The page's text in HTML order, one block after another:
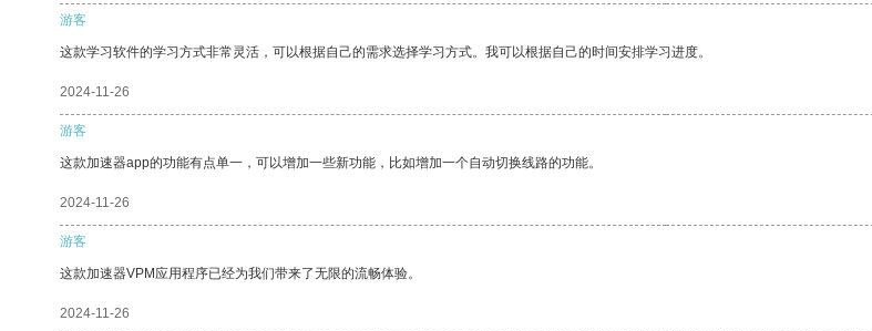
游客
这款学习软件的学习方式非常灵活，可以根据自己的需求选择学习方式。我可以根据自己的时间安排学习进度。
2024-11-26
游客
这款加速器app的功能有点单一，可以增加一些新功能，比如增加一个自动切换线路的功能。
2024-11-26
游客
这款加速器VPM应用程序已经为我们带来了无限的流畅体验。
2024-11-26